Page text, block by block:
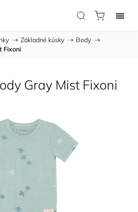
/ Základné kúsky / Body /
Fixoni
Gray Mist Fixoni